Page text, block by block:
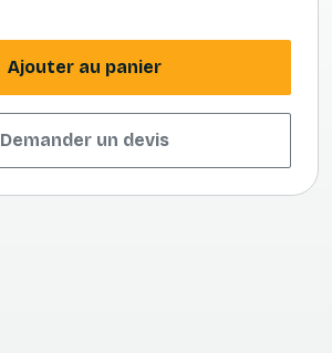
Ajouter au panier
Demander un devis